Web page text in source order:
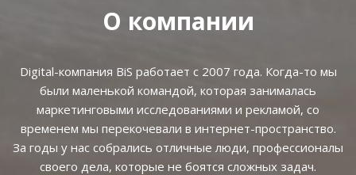
О компании
Digital-компания BiS работает с 2007 года. Когда-то мы
были маленькой командой, которая занималась
маркетинговыми исследованиями и рекламой, со
временем мы перекочевали в интернет-пространство.
За годы у нас собрались отличные люди, профессионалы
своего дела, которые не боятся сложных задач.